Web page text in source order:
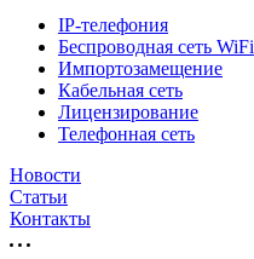
IP-телефония
Беспроводная сеть WiFi
Импортозамещение
Кабельная сеть
Лицензирование
Телефонная сеть
Новости
Статьи
Контакты